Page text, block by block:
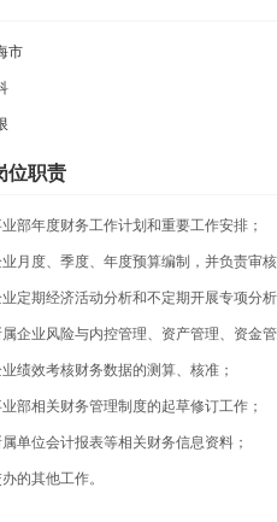
市
位职责
部年度财务工作计划和重要工作安排；
月度、季度、年度预算编制，并负责审
定期经济活动分析和不定期开展专项分析
企业风险与内控管理、资产管理、资金
绩效考核财务数据的测算、核准；
部相关财务管理制度的起草修订工作；
单位会计报表等相关财务信息资料；
的其他工作。